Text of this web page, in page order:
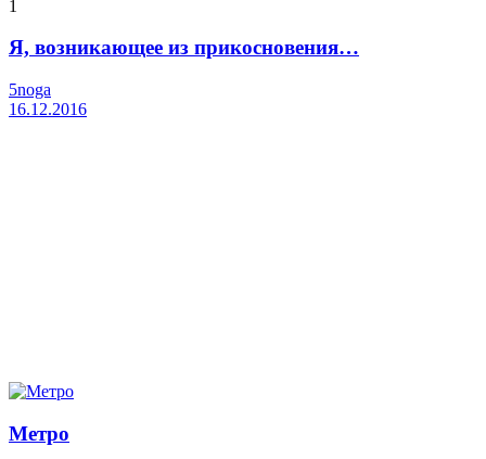
1
Я, возникающее из прикосновения…
5noga
16.12.2016
Метро